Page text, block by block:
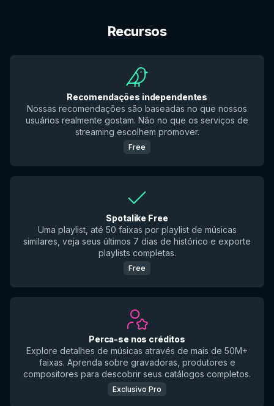
Recursos
Recomendações independentes
Nossas recomendações são baseadas no que nossos
usuários realmente gostam. Não no que os serviços de
streaming escolhem promover.
Free
Spotalike Free
Uma playlist, até 50 faixas por playlist de músicas
similares, veja seus últimos 7 dias de histórico e exporte
playlists completas.
Free
Perca-se nos créditos
Explore detalhes de músicas através de mais de 50M+
faixas. Aprenda sobre gravadoras, produtores e
compositores para descobrir seus catálogos completos.
Exclusivo Pro